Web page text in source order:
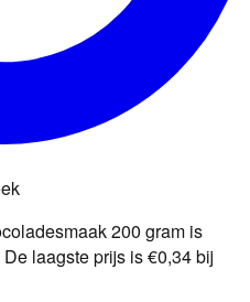
200 gram is
laagste prijs is €0,34 bij